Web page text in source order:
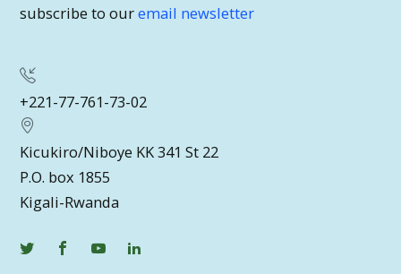
subscribe to ouremail newsletter
+221-77-761-73-02
Kicukiro/Niboye KK 341 St 22
P.O. box 1855
Kigali-Rwanda